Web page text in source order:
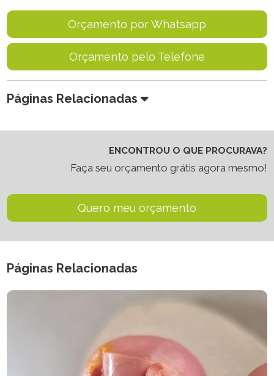
Orçamento por Whatsapp
Orçamento pelo Telefone
Páginas Relacionadas
ENCONTROU O QUE PROCURAVA?
Faça seu orçamento grátis agora mesmo!
Quero meu orçamento
Páginas Relacionadas